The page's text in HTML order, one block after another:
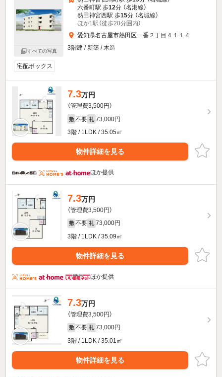
すべての写真
六番町駅 歩12分 （名港線）
熱田神宮西駅 歩15分 （名城線）
ほか1駅（徒歩20分圏内）
愛知県名古屋市熱田区一番２丁目４１１４
3階建 / 新築 / 木造
宅配ボックス
7.3万円
（管理費3,500円）
敷 不要 礼 73,000円
3階 / 1LDK / 35.05㎡
物件詳細を見る
ほか提供
7.3万円
（管理費3,500円）
敷 不要 礼 73,000円
3階 / 1LDK / 35.09㎡
物件詳細を見る
ほか提供
7.3万円
（管理費3,500円）
敷 不要 礼 73,000円
3階 / 1LDK / 35.01㎡
物件詳細を見る